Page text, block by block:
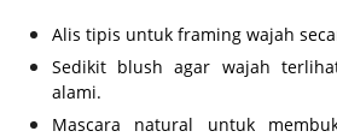
Alis tipis untuk framing wajah
Sedikit blush agar wajah
alami.
Mascara natural untuk